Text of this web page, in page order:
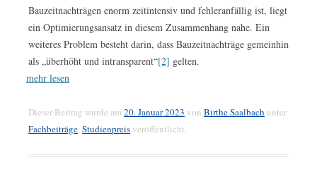
Bauzeitnachträgen enorm zeitintensiv und fehleranfällig ist, liegt
ein Optimierungsansatz in diesem Zusammenhang nahe. Ein
weiteres Problem besteht darin, dass Bauzeitnachträge gemeinhin
als „überhöht und intransparent“[2] gelten.
mehr lesen
Dieser Beitrag wurde am20. Januar 2023 von Birthe Saalbach unter
Fachbeiträge, Studienpreis veröffentlicht.